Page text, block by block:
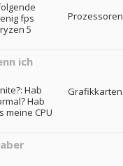
fps
5
Prozessoren
ich
Hab
Hab
meine CPU
Grafikkarten